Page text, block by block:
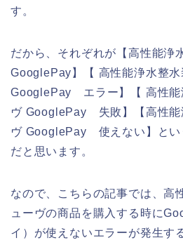
す。
だから、それぞれが【高性能浄
GooglePay】【 高性能浄水整
GooglePay エラー】【 高性能
ヴ GooglePay 失敗】【高性能
ヴ GooglePay 使えない】とい
だと思います。
なので、こちらの記事では、高
ューヴの商品を購入する時に
イ）が使えないエラーが発生す